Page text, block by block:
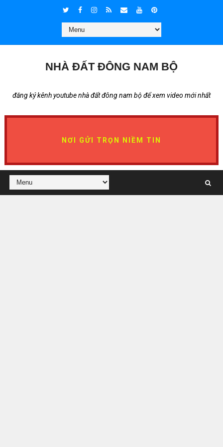
NHÀ ĐẤT ĐÔNG NAM BỘ
đăng ký kênh youtube nhà đất đông nam bộ để xem video mới nhất
NƠI GỬI TRỌN NIỀM TIN